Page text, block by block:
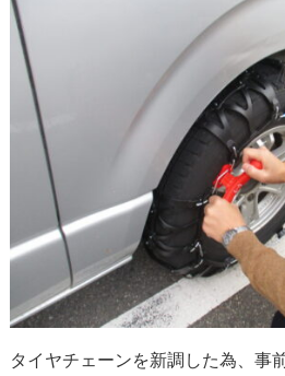
タイヤチェーンを新調した為、事